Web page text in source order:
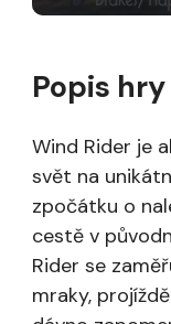
Popis hry
Wind Rider je
svět na
zpočátku o
cestě v
Rider se
mraky,